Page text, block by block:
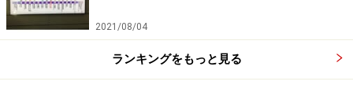
2021/08/04
ランキングをもっと見る